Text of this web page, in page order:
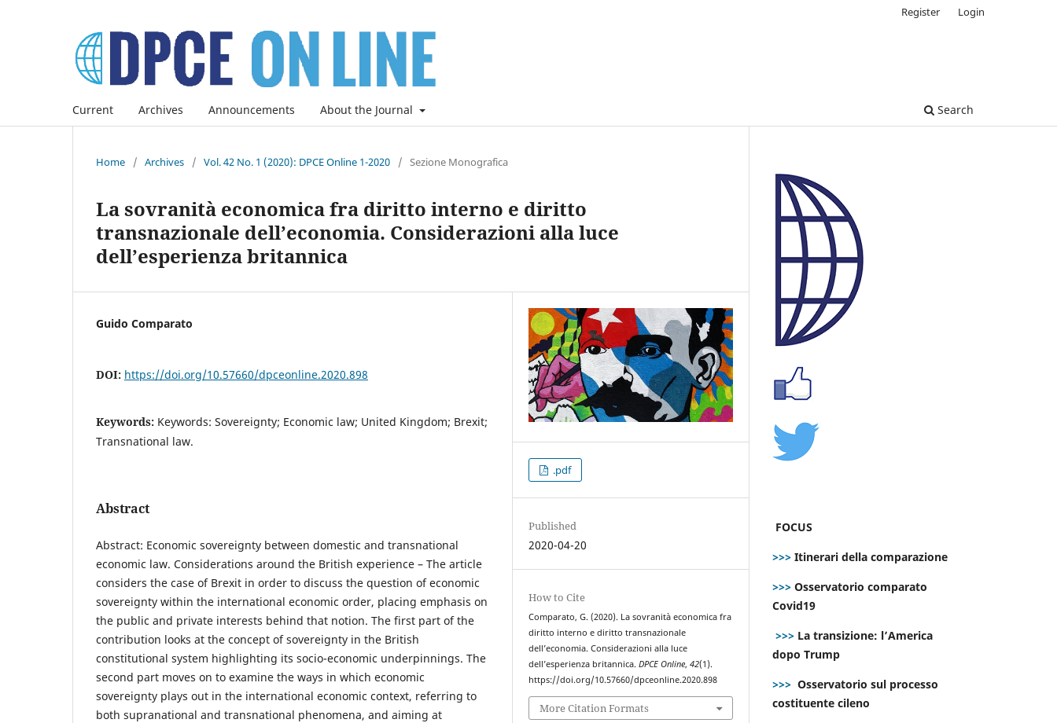
Current Archives Announcements About the Journal Search
Register Login
Home / Archives / Vol. 42 No. 1 (2020): DPCE Online 1-2020 / Sezione Monografica
La sovranità economica fra diritto interno e diritto
transnazionale dell’economia. Considerazioni alla luce
dell’esperienza britannica
Guido Comparato
DOI: https://doi.org/10.57660/dpceonline.2020.898
Keywords: Keywords: Sovereignty; Economic law; United Kingdom; Brexit;
Transnational law.
Abstract
Abstract: Economic sovereignty between domestic and transnational
economic law. Considerations around the British experience – The article
considers the case of Brexit in order to discuss the question of economic
sovereignty within the international economic order, placing emphasis on
the public and private interests behind that notion. The first part of the
contribution looks at the concept of sovereignty in the British
constitutional system highlighting its socio-economic underpinnings. The
second part moves on to examine the ways in which economic
sovereignty plays out in the international economic context, referring to
both supranational and transnational phenomena, and aiming at
.pdf
Published
2020-04-20
How to Cite
Comparato, G. (2020). La sovranità economica fra
diritto interno e diritto transnazionale
dell’economia. Considerazioni alla luce
dell’esperienza britannica.DPCE Online,42(1).
https://doi.org/10.57660/dpceonline.2020.898
More Citation Formats
FOCUS
>>> Itinerari della comparazione
>>> Osservatorio comparato
Covid19
>>> La transizione: l’America
dopo Trump
>>> Osservatorio sul processo
costituente cileno